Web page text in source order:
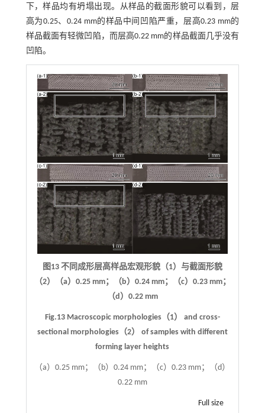
下，样品均有坍塌出现。从样品的截面形貌可以看到，层
高为0.25、0.24 mm的样品中间凹陷严重，层高0.23 mm的
样品截面有轻微凹陷，而层高0.22 mm的样品截面几乎没有
凹陷。
图13 不同成形层高样品宏观形貌（1）与截面形貌
（2）（a）0.25 mm；（b）0.24 mm；（c）0.23 mm；
（d）0.22 mm
Fig.13 Macroscopic morphologies（1） and cross-
sectional morphologies（2） of samples with different
forming layer heights
（a）0.25 mm；（b）0.24 mm；（c）0.23 mm；（d）
0.22 mm
Full size